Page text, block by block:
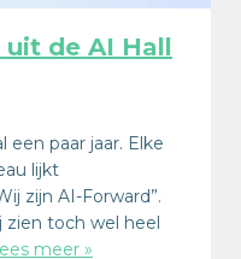
uit de AI Hall
paar jaar. Elke
lijkt
zijn AI-Forward”.
zien toch wel heel
meer »